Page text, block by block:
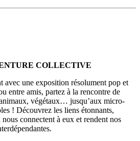
COLLECTIVE
avec une exposition résolument pop et
entre amis, partez à la rencontre de
végétaux… jusqu’aux micro-
! Découvrez les liens étonnants,
connectent à eux et rendent nos